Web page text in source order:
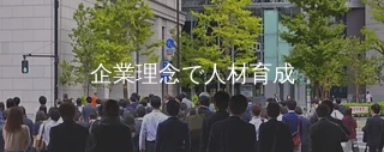
企業理念で人材育成